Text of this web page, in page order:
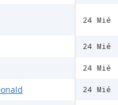
24 Mié
24 Mié
24 Mié
24 Mié